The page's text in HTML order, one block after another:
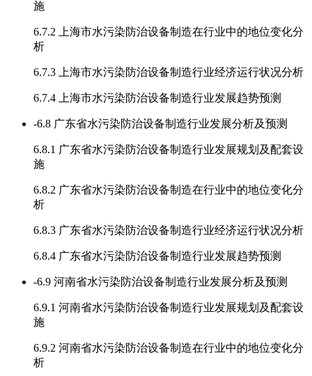
施
6.7.2 上海市水污染防治设备制造在行业中的地位变化分
析
6.7.3 上海市水污染防治设备制造行业经济运行状况分析
6.7.4 上海市水污染防治设备制造行业发展趋势预测
-6.8 广东省水污染防治设备制造行业发展分析及预测
6.8.1 广东省水污染防治设备制造行业发展规划及配套设
施
6.8.2 广东省水污染防治设备制造在行业中的地位变化分
析
6.8.3 广东省水污染防治设备制造行业经济运行状况分析
6.8.4 广东省水污染防治设备制造行业发展趋势预测
-6.9 河南省水污染防治设备制造行业发展分析及预测
6.9.1 河南省水污染防治设备制造行业发展规划及配套设
施
6.9.2 河南省水污染防治设备制造在行业中的地位变化分
析